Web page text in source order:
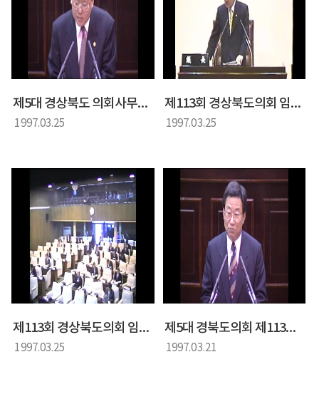
제5대 경상북도 의회사무처 제113회 임시회 제4차 본회의-도정 질문 및 답변
1997.03.25
제113회 경상북도의회 임시회 경상북도의회 제4차 2본회의
1997.03.25
제113회 경상북도의회 임시회 경상북도의회 제4차 1본회의
1997.03.25
제5대 경북도의회 제113회 임시회 3차본회의-도정 질문 및 답변
1997.03.21